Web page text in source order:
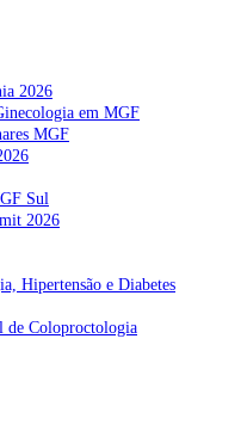
cheques psicólogo e
Agosto, 2026
do ouvido com
2026
sobre eventual gestão
no novo sistema de acesso
2026
de que precisa?
2026
em MGF
MGF
Sul
2026
Hipertensão e Diabetes
de Coloproctologia